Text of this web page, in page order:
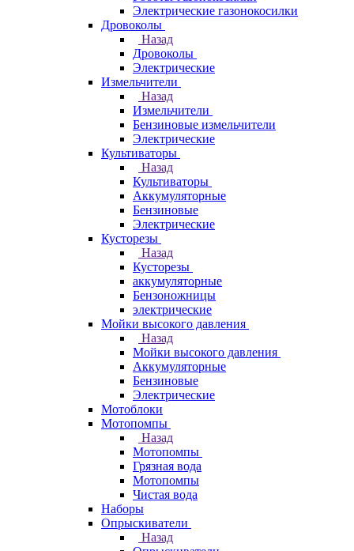
Электрические газонокосилки
Дровоколы
Назад
Дровоколы
Электрические
Измельчители
Назад
Измельчители
Бензиновые измельчители
Электрические
Культиваторы
Назад
Культиваторы
Аккумуляторные
Бензиновые
Электрические
Кусторезы
Назад
Кусторезы
аккумуляторные
Бензоножницы
электрические
Мойки высокого давления
Назад
Мойки высокого давления
Аккумуляторные
Бензиновые
Электрические
Мотоблоки
Мотопомпы
Назад
Мотопомпы
Грязная вода
Мотопомпы
Чистая вода
Наборы
Опрыскиватели
Назад